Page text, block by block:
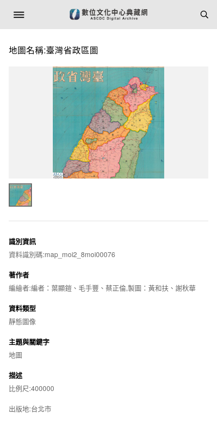
地圖名稱:臺灣省政區圖
識別資訊
資料識別碼:map_moi2_8moi00076
著作者
編繪者:編者：葉顯鎧、毛手豐、蔡正倫,製圖：黃和扶、謝秋華
資料類型
靜態圖像
主題與關鍵字
地圖
描述
比例尺:400000
出版地:台北市